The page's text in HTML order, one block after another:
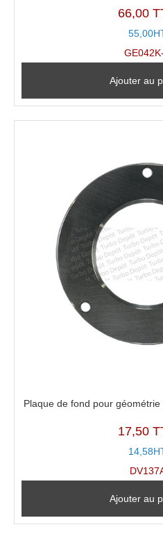
66,00
Ajouter au
Plaque de fond pour
17,50
Ajouter au